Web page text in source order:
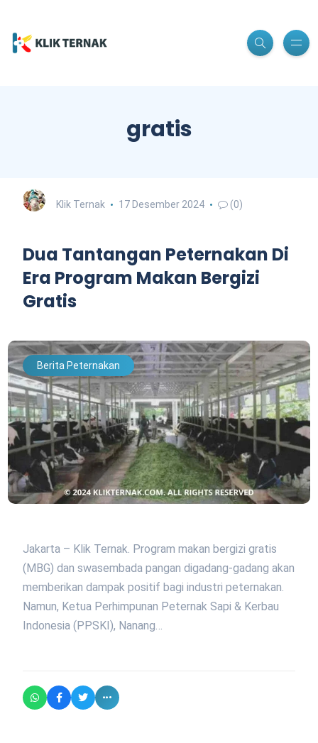
gratis
Klik Ternak 17 Desember 2024 (0)
Dua Tantangan Peternakan Di
Era Program Makan Bergizi
Gratis
Berita Peternakan
Jakarta – Klik Ternak. Program makan bergizi gratis
(MBG) dan swasembada pangan digadang-gadang akan
memberikan dampak positif bagi industri peternakan.
Namun, Ketua Perhimpunan Peternak Sapi & Kerbau
Indonesia (PPSKI), Nanang…